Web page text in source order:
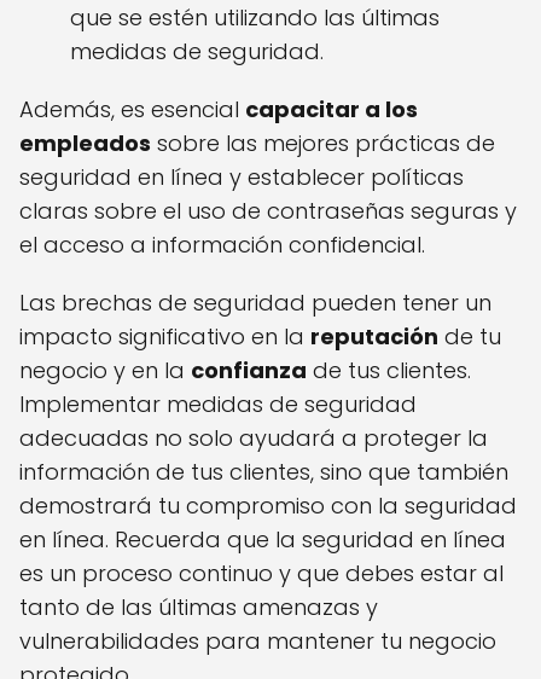
que se estén utilizando las últimas
medidas de seguridad.
Además, es esencial capacitar a los
empleados sobre las mejores prácticas de
seguridad en línea y establecer políticas
claras sobre el uso de contraseñas seguras y
el acceso a información confidencial.
Las brechas de seguridad pueden tener un
impacto significativo en la reputación de tu
negocio y en la confianza de tus clientes.
Implementar medidas de seguridad
adecuadas no solo ayudará a proteger la
información de tus clientes, sino que también
demostrará tu compromiso con la seguridad
en línea. Recuerda que la seguridad en línea
es un proceso continuo y que debes estar al
tanto de las últimas amenazas y
vulnerabilidades para mantener tu negocio